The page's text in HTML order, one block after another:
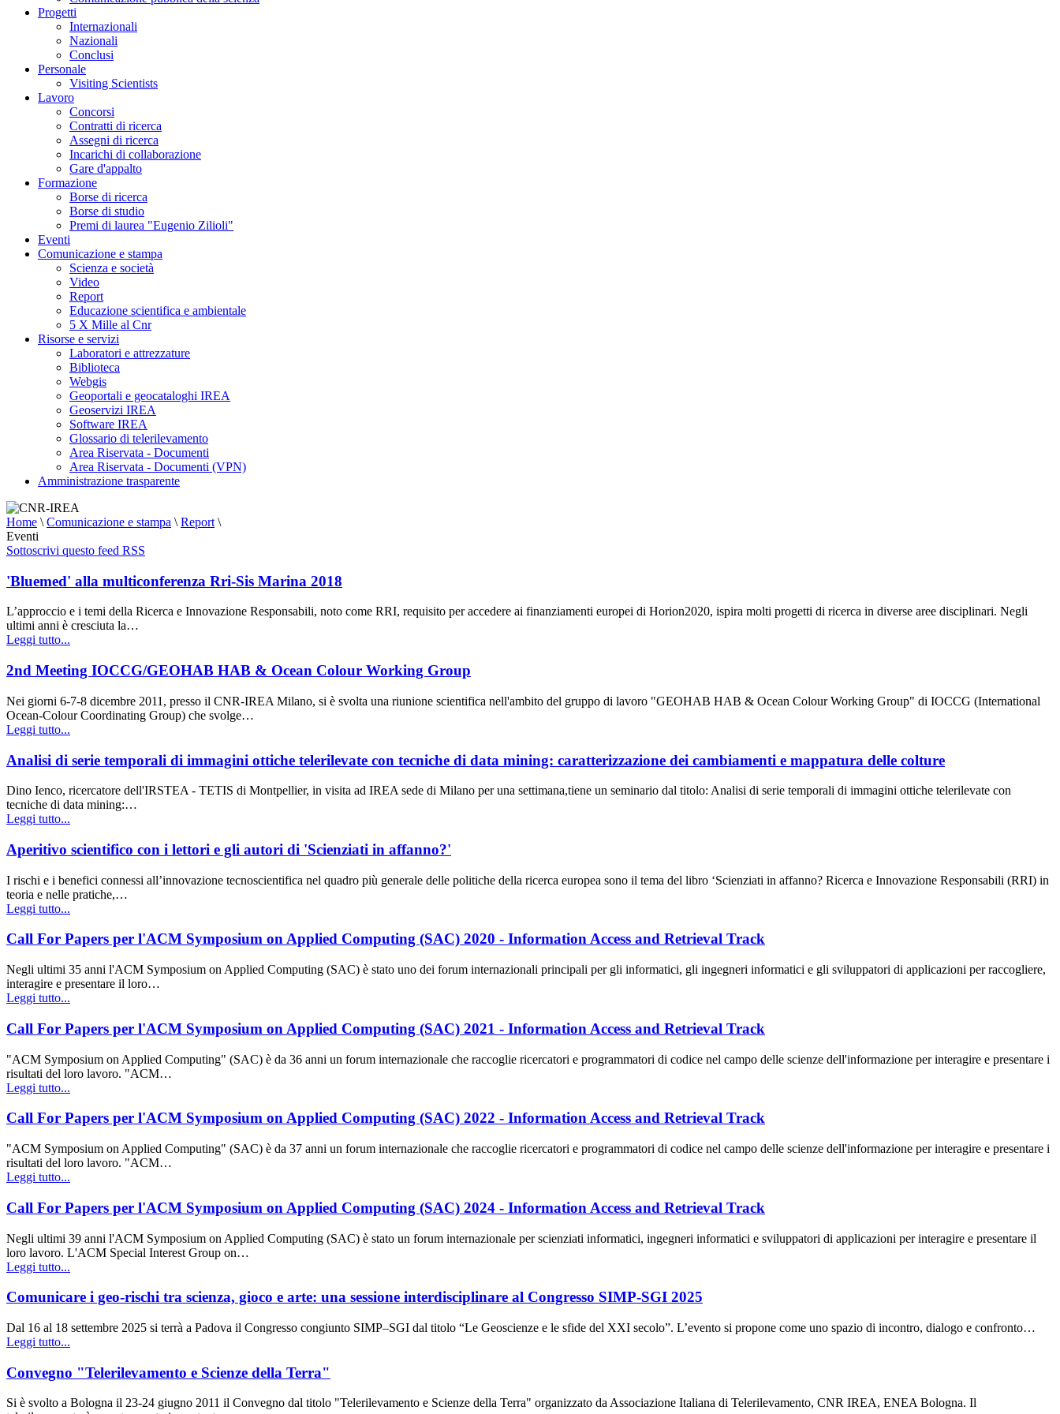
Progetti
Internazionali
Nazionali
Conclusi
Personale
Visiting Scientists
Lavoro
Concorsi
Contratti di ricerca
Assegni di ricerca
Incarichi di collaborazione
Gare d'appalto
Formazione
Borse di ricerca
Borse di studio
Premi di laurea "Eugenio Zilioli"
Eventi
Comunicazione e stampa
Scienza e società
Video
Report
Educazione scientifica e ambientale
5 X Mille al Cnr
Risorse e servizi
Laboratori e attrezzature
Biblioteca
Webgis
Geoportali e geocataloghi IREA
Geoservizi IREA
Software IREA
Glossario di telerilevamento
Area Riservata - Documenti
Area Riservata - Documenti (VPN)
Amministrazione trasparente
Home \ Comunicazione e stampa \ Report \
Eventi
Sottoscrivi questo feed RSS
'Bluemed' alla multiconferenza Rri-Sis Marina 2018
L’approccio e i temi della Ricerca e Innovazione Responsabili, noto come RRI, requisito per accedere ai finanziamenti europei di Horion2020, ispira molti progetti di ricerca in diverse aree disciplinari. Negli
ultimi anni è cresciuta la…
Leggi tutto...
2nd Meeting IOCCG/GEOHAB HAB & Ocean Colour Working Group
Nei giorni 6-7-8 dicembre 2011, presso il CNR-IREA Milano, si è svolta una riunione scientifica nell'ambito del gruppo di lavoro "GEOHAB HAB & Ocean Colour Working Group" di IOCCG (International
Ocean-Colour Coordinating Group) che svolge…
Leggi tutto...
Analisi di serie temporali di immagini ottiche telerilevate con tecniche di data mining: caratterizzazione dei cambiamenti e mappatura delle colture
Dino Ienco, ricercatore dell'IRSTEA - TETIS di Montpellier, in visita ad IREA sede di Milano per una settimana,tiene un seminario dal titolo: Analisi di serie temporali di immagini ottiche telerilevate con
tecniche di data mining:…
Leggi tutto...
Aperitivo scientifico con i lettori e gli autori di 'Scienziati in affanno?'
I rischi e i benefici connessi all’innovazione tecnoscientifica nel quadro più generale delle politiche della ricerca europea sono il tema del libro ‘Scienziati in affanno? Ricerca e Innovazione Responsabili (RRI) in
teoria e nelle pratiche,…
Leggi tutto...
Call For Papers per l'ACM Symposium on Applied Computing (SAC) 2020 - Information Access and Retrieval Track
Negli ultimi 35 anni l'ACM Symposium on Applied Computing (SAC) è stato uno dei forum internazionali principali per gli informatici, gli ingegneri informatici e gli sviluppatori di applicazioni per raccogliere,
interagire e presentare il loro…
Leggi tutto...
Call For Papers per l'ACM Symposium on Applied Computing (SAC) 2021 - Information Access and Retrieval Track
"ACM Symposium on Applied Computing" (SAC) è da 36 anni un forum internazionale che raccoglie ricercatori e programmatori di codice nel campo delle scienze dell'informazione per interagire e presentare i
risultati del loro lavoro. "ACM…
Leggi tutto...
Call For Papers per l'ACM Symposium on Applied Computing (SAC) 2022 - Information Access and Retrieval Track
"ACM Symposium on Applied Computing" (SAC) è da 37 anni un forum internazionale che raccoglie ricercatori e programmatori di codice nel campo delle scienze dell'informazione per interagire e presentare i
risultati del loro lavoro. "ACM…
Leggi tutto...
Call For Papers per l'ACM Symposium on Applied Computing (SAC) 2024 - Information Access and Retrieval Track
Negli ultimi 39 anni l'ACM Symposium on Applied Computing (SAC) è stato un forum internazionale per scienziati informatici, ingegneri informatici e sviluppatori di applicazioni per interagire e presentare il
loro lavoro. L'ACM Special Interest Group on…
Leggi tutto...
Comunicare i geo-rischi tra scienza, gioco e arte: una sessione interdisciplinare al Congresso SIMP-SGI 2025
Dal 16 al 18 settembre 2025 si terrà a Padova il Congresso congiunto SIMP–SGI dal titolo “Le Geoscienze e le sfide del XXI secolo”. L’evento si propone come uno spazio di incontro, dialogo e confronto…
Leggi tutto...
Convegno "Telerilevamento e Scienze della Terra"
Si è svolto a Bologna il 23-24 giugno 2011 il Convegno dal titolo "Telerilevamento e Scienze della Terra" organizzato da Associazione Italiana di Telerilevamento, CNR IREA, ENEA Bologna. Il